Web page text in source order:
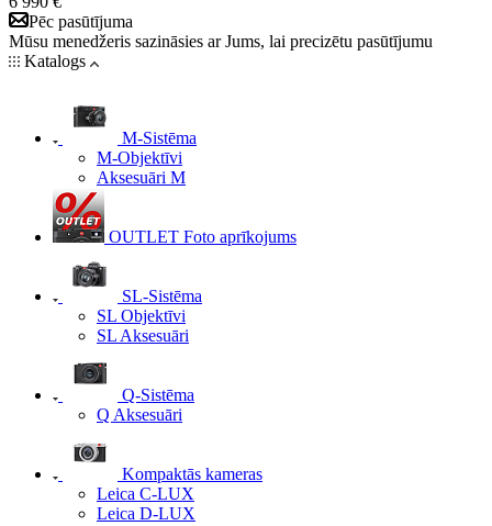
Pēc pasūtījuma
Mūsu menedžeris sazināsies ar Jums, lai precizētu pasūtījumu
Katalogs
M-Sistēma
M-Objektīvi
Aksesuāri M
OUTLET Foto aprīkojums
SL-Sistēma
SL Objektīvi
SL Aksesuāri
Q-Sistēma
Q Aksesuāri
Kompaktās kameras
Leica C-LUX
Leica D-LUX